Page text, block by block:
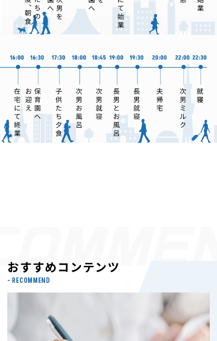
おすすめコンテンツ
- RECOMMEND